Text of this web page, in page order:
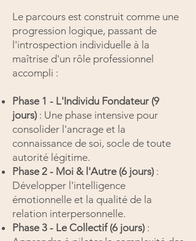
Le parcours est construit comme une
progression logique, passant de
l'introspection individuelle à la
maîtrise d'un rôle professionnel
accompli :
Phase 1 - L'Individu Fondateur (9
jours) : Une phase intensive pour
consolider l'ancrage et la
connaissance de soi, socle de toute
autorité légitime.
Phase 2 - Moi & l'Autre (6 jours) :
Développer l'intelligence
émotionnelle et la qualité de la
relation interpersonnelle.
Phase 3 - Le Collectif (6 jours) :